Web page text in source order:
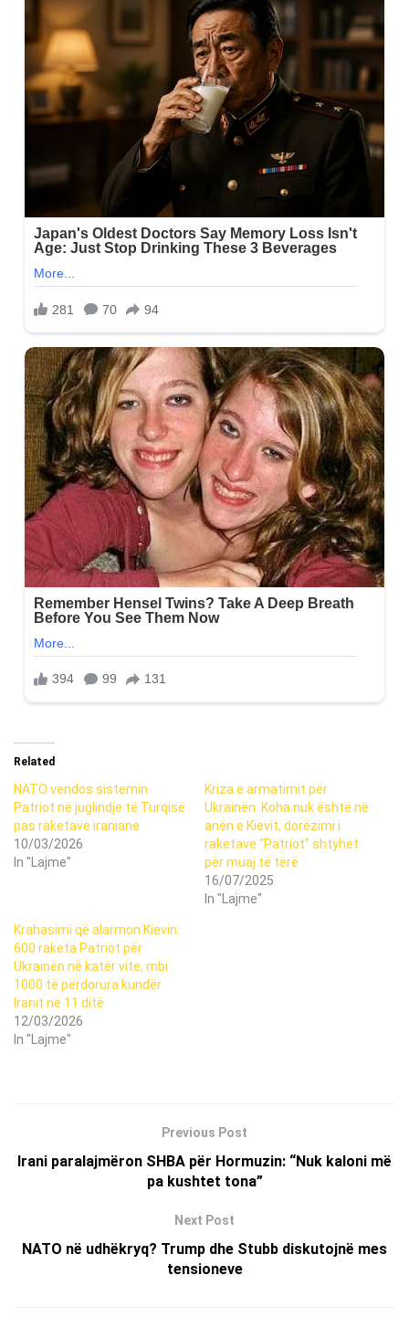
Related
NATO vendos sistemin
Patriot në juglindje të Turqisë
pas raketave iraniane
10/03/2026
In "Lajme"
Kriza e armatimit për
Ukrainën: Koha nuk është në
anën e Kievit, dorëzimi i
raketave “Patriot” shtyhet
për muaj të tërë
16/07/2025
In "Lajme"
Krahasimi që alarmon Kievin:
600 raketa Patriot për
Ukrainën në katër vite, mbi
1000 të përdorura kundër
Iranit në 11 ditë
12/03/2026
In "Lajme"
Previous Post
Irani paralajmëron SHBA për Hormuzin: “Nuk kaloni më
pa kushtet tona”
Next Post
NATO në udhëkryq? Trump dhe Stubb diskutojnë mes
tensioneve